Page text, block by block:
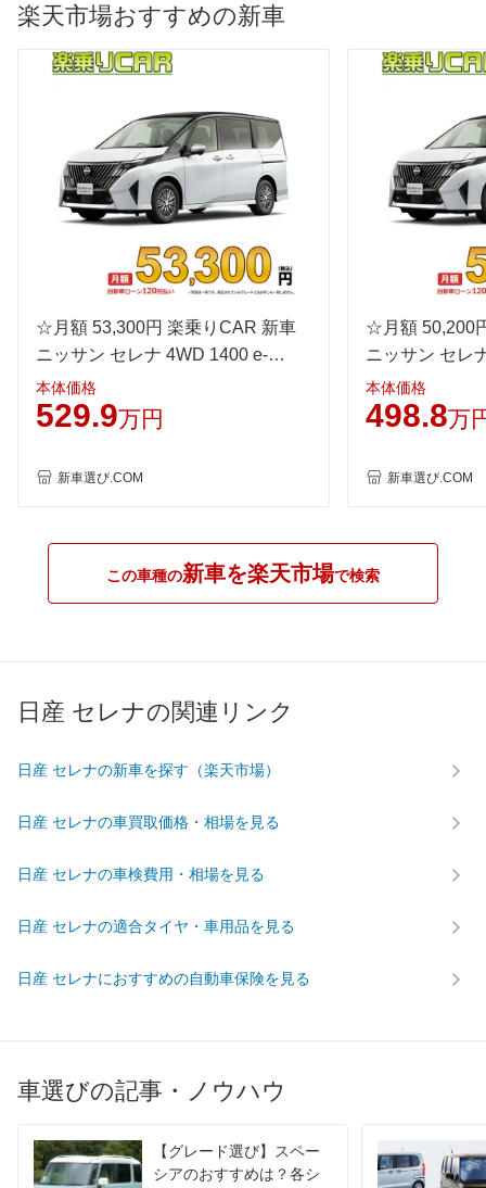
タイヤ
後輪サイズ - -
-
WLTC/市街地 - - -
WLTC/郊外 - - -
WLTC/高速道路 - -
- - -
60km定地 - - -
装備オプション 装備詳細を見る 装備詳細を見る 装備
楽天市場おすすめの新車
☆月額 53,300円 楽乗りCAR 新車
ニッサン セレナ 4WD 1400 e-
4ORCE AUTECH
本体価格
529.9万円
新車選び.COM
☆月額 50,200
ニッサン セレ
4ORCE
本体価格
498.8万
新車選び.COM
この車種の新車を楽天市場で検索
日産 セレナの関連リンク
日産 セレナの新車を探す（楽天市場）
日産 セレナの車買取価格・相場を見る
日産 セレナの車検費用・相場を見る
日産 セレナの適合タイヤ・車用品を見る
日産 セレナにおすすめの自動車保険を見る
車選びの記事・ノウハウ
【グレード選び】スペー
シアのおすすめは？各シ